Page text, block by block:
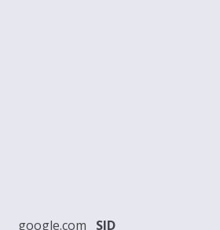
google.com SID